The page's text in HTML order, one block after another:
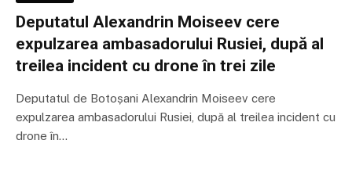
Deputatul Alexandrin Moiseev cere
expulzarea ambasadorului Rusiei, după al
treilea incident cu drone în trei zile
Deputatul de Botoșani Alexandrin Moiseev cere
expulzarea ambasadorului Rusiei, după al treilea incident cu
drone în…